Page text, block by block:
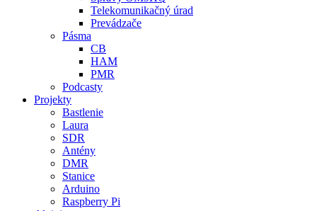
Telekomunikačný úrad
Prevádzače
Pásma
CB
HAM
PMR
Podcasty
Projekty
Bastlenie
Laura
SDR
Antény
DMR
Stanice
Arduino
Raspberry Pi